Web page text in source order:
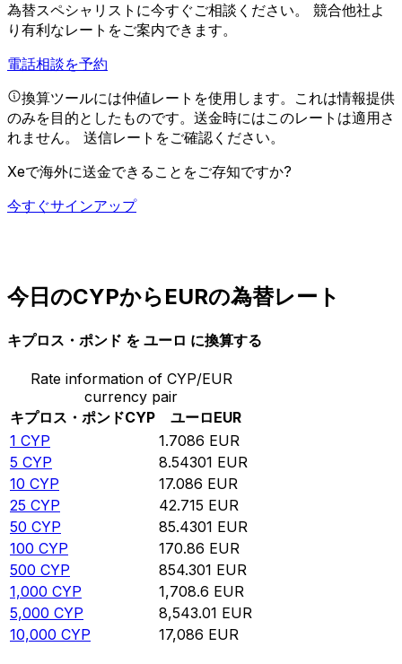
為替スペシャリストに今すぐご相談ください。 競合他社よ
り有利なレートをご案内できます。
電話相談を予約
換算ツールには仲値レートを使用します。これは情報提供
のみを目的としたものです。送金時にはこのレートは適用さ
れません。 送信レートをご確認ください。
Xeで海外に送金できることをご存知ですか?
今すぐサインアップ
今日のCYPからEURの為替レート
キプロス・ポンド を ユーロ に換算する
Rate information of CYP/EUR
currency pair
キプロス・ポンドCYP ユーロEUR
1 CYP 1.7086 EUR
5 CYP 8.54301 EUR
10 CYP 17.086 EUR
25 CYP 42.715 EUR
50 CYP 85.4301 EUR
100 CYP 170.86 EUR
500 CYP 854.301 EUR
1,000 CYP 1,708.6 EUR
5,000 CYP 8,543.01 EUR
10,000 CYP 17,086 EUR